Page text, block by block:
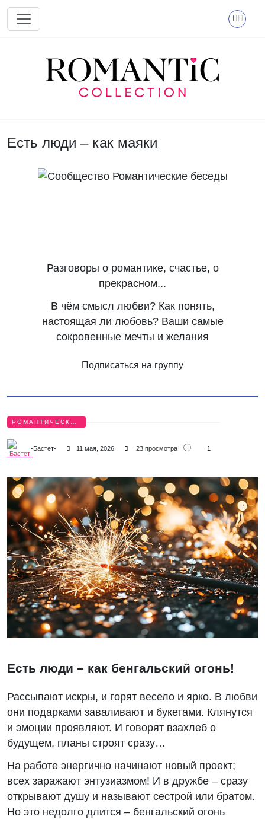
Перейти к основному содержанию
Есть люди – как маяки
Разговоры о романтике, счастье, о
прекрасном...
В чём смысл любви? Как понять,
настоящая ли любовь? Ваши самые
сокровенные мечты и желания
Подписаться на группу
РОМАНТИЧЕСКИЕ
-Бастет- 11 мая, 2026 23 просмотра 1
Есть люди – как бенгальский огонь!
Рассыпают искры, и горят весело и ярко. В любви
они подарками заваливают и букетами. Клянутся
и эмоции проявляют. И говорят взахлеб о
будущем, планы строят сразу…
На работе энергично начинают новый проект;
всех заражают энтузиазмом! И в дружбе – сразу
открывают душу и называют сестрой или братом.
Но это недолго длится – бенгальский огонь